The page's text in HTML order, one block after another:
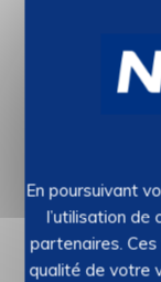
Du
En poursuivant
l’utilisation de
partenaires.
qualité de votre